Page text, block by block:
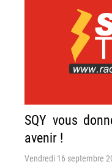
SQY vous
avenir !
Vendredi 16 septembre